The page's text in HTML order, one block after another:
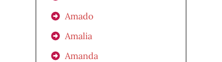
Amado
Amalia
Amanda